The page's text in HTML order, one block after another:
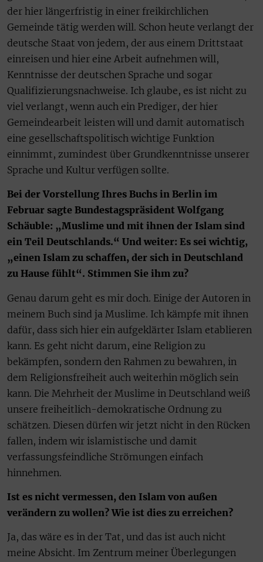
der hier längerfristig in einer freikirchlichen
Gemeinde tätig werden will. Schon heute verlangt der
deutsche Staat von jedem, der aus einem Drittstaat
einreisen und hier eine Arbeit aufnehmen will,
Kenntnisse der deutschen Sprache und sogar
Qualifizierungsnachweise. Ich glaube, es ist nicht zu
viel verlangt, wenn auch ein Prediger, der hier
Gemeindearbeit leisten will und damit automatisch
eine gesellschaftspolitisch wichtige Funktion
einnimmt, zumindest über Grundkenntnisse unserer
Sprache und Kultur verfügen sollte.
Bei der Vorstellung Ihres Buchs in Berlin im
Februar sagte Bundestagspräsident Wolfgang
Schäuble: „Muslime und mit ihnen der Islam sind
ein Teil Deutschlands.“ Und weiter: Es sei wichtig,
„einen Islam zu schaffen, der sich in Deutschland
zu Hause fühlt“. Stimmen Sie ihm zu?
Genau darum geht es mir doch. Einige der Autoren in
meinem Buch sind ja Muslime. Ich kämpfe mit ihnen
dafür, dass sich hier ein aufgeklärter Islam etablieren
kann. Es geht nicht darum, eine Religion zu
bekämpfen, sondern den Rahmen zu bewahren, in
dem Religionsfreiheit auch weiterhin möglich sein
kann. Die Mehrheit der Muslime in Deutschland weiß
unsere freiheitlich-demokratische Ordnung zu
schätzen. Diesen dürfen wir jetzt nicht in den Rücken
fallen, indem wir islamistische und damit
verfassungsfeindliche Strömungen einfach
hinnehmen.
Ist es nicht vermessen, den Islam von außen
verändern zu wollen? Wie ist dies zu erreichen?
Ja, das wäre es in der Tat, und das ist auch nicht
meine Absicht. Im Zentrum meiner Überlegungen